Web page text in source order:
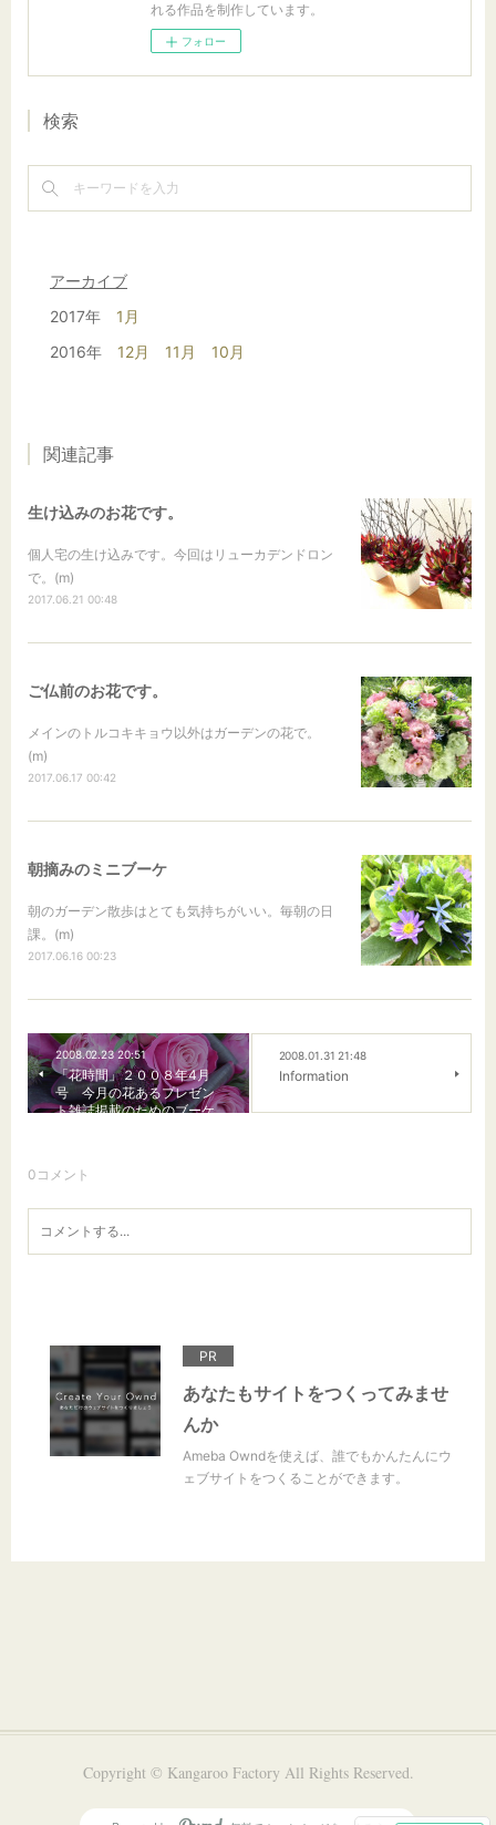
れる作品を制作しています。
フォロー
検索
アーカイブ
2017年 1月
2016年 12月 11月 10月
関連記事
生け込みのお花です。
個人宅の生け込みです。今回はリューカデンドロン
で。(m)
2017.06.21 00:48
ご仏前のお花です。
メインのトルコキキョウ以外はガーデンの花で。
(m)
2017.06.17 00:42
朝摘みのミニブーケ
朝のガーデン散歩はとても気持ちがいい。毎朝の日
課。(m)
2017.06.16 00:23
2008.02.23 20:51
「花時間」２００８年4月
号 今月の花あるプレゼン
ト雑誌掲載のためのブーケ
2008.01.31 21:48
Information
0 コメント
PR
あなたもサイトをつくってみませ
んか
Ameba Owndを使えば、誰でもかんたんにウ
ェブサイトをつくることができます。
Copyright © Kangaroo Factory All Rights Reserved.